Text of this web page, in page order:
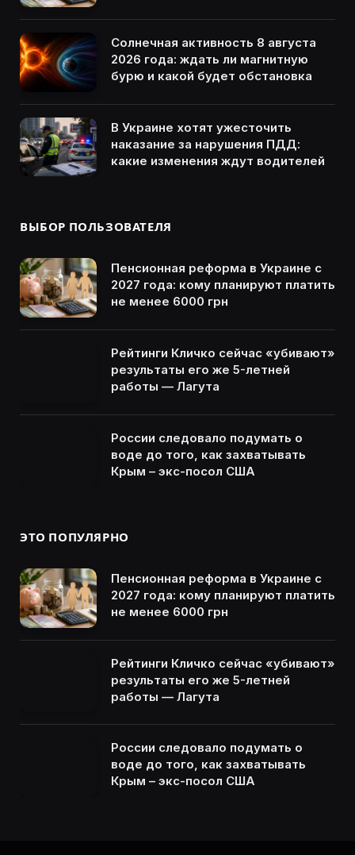
Солнечная активность 8 августа
2026 года: ждать ли магнитную
бурю и какой будет обстановка
В Украине хотят ужесточить
наказание за нарушения ПДД:
какие изменения ждут водителей
ВЫБОР ПОЛЬЗОВАТЕЛЯ
Пенсионная реформа в Украине с
2027 года: кому планируют платить
не менее 6000 грн
Рейтинги Кличко сейчас «убивают»
результаты его же 5-летней
работы — Лагута
России следовало подумать о
воде до того, как захватывать
Крым – экс-посол США
ЭТО ПОПУЛЯРНО
Пенсионная реформа в Украине с
2027 года: кому планируют платить
не менее 6000 грн
Рейтинги Кличко сейчас «убивают»
результаты его же 5-летней
работы — Лагута
России следовало подумать о
воде до того, как захватывать
Крым – экс-посол США